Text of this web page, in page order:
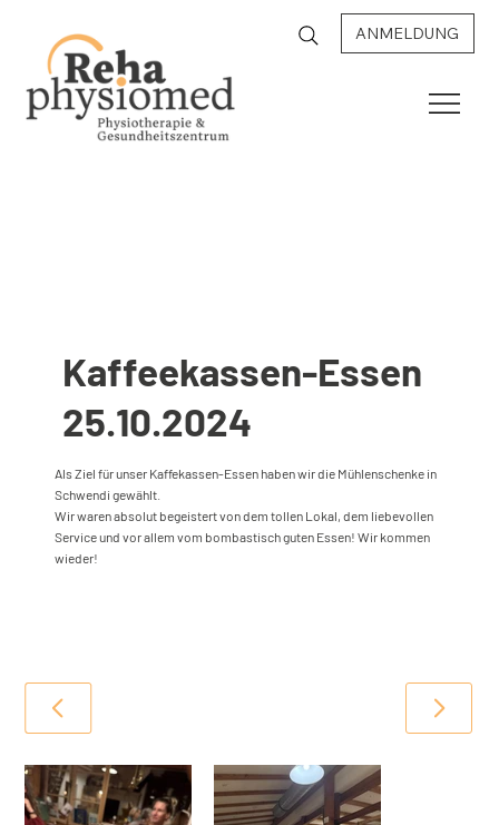
ANMELDUNG
Kaffeekassen-Essen
25.10.2024
Als Ziel für unser Kaffekassen-Essen haben wir die Mühlenschenke in
Schwendi gewählt.
Wir waren absolut begeistert von dem tollen Lokal, dem liebevollen
Service und vor allem vom bombastisch guten Essen! Wir kommen
wieder!